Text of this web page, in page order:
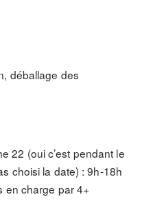
déballage des
22 (oui c’est pendant le
choisi la date) : 9h-18h
en charge par 4+